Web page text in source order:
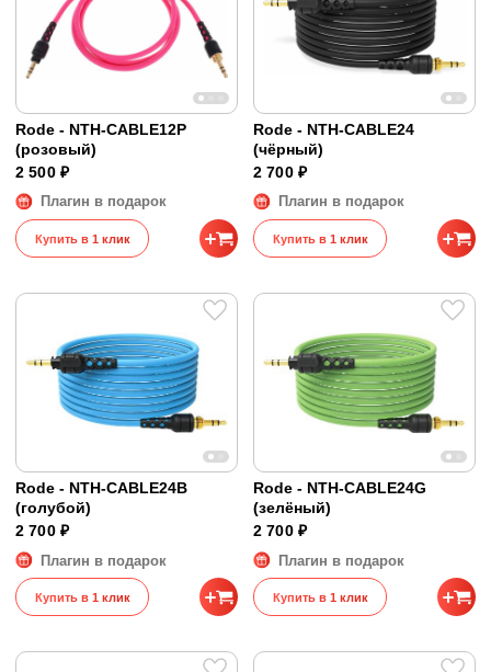
Rode - NTH-CABLE12P
(розовый)
2 500 ₽
Плагин в подарок
Купить в 1 клик
Rode - NTH-CABLE24
(чёрный)
2 700 ₽
Плагин в подарок
Купить в 1 клик
Rode - NTH-CABLE24B
(голубой)
2 700 ₽
Плагин в подарок
Купить в 1 клик
Rode - NTH-CABLE24G
(зелёный)
2 700 ₽
Плагин в подарок
Купить в 1 клик